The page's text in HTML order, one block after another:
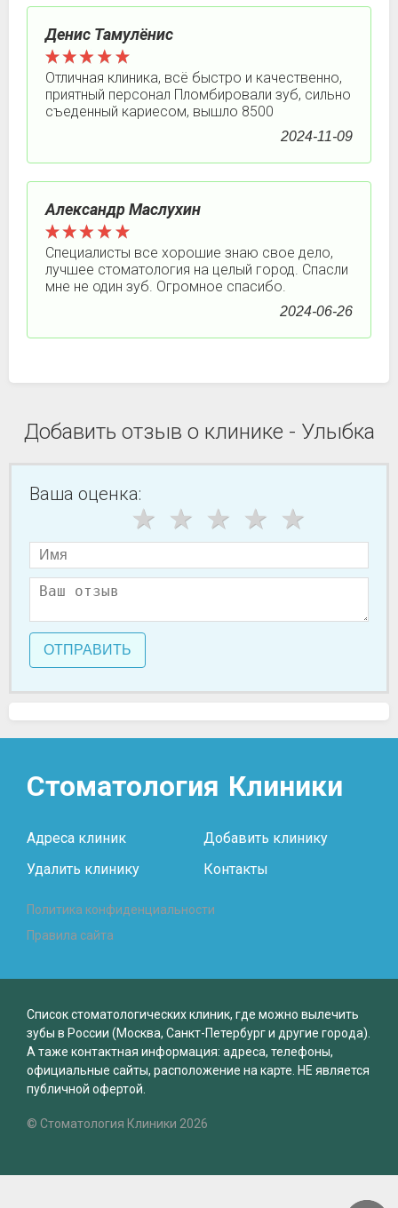
Денис Тамулёнис
Отличная клиника, всё быстро и качественно,
приятный персонал Пломбировали зуб, сильно
съеденный кариесом, вышло 8500
2024-11-09
Александр Маслухин
Специалисты все хорошие знаю свое дело,
лучшее стоматология на целый город. Спасли
мне не один зуб. Огромное спасибо.
2024-06-26
Добавить отзыв о клинике - Улыбка
Ваша оценка:
ОТПРАВИТЬ
Стоматология Клиники
Адреса клиник
Добавить клинику
Удалить клинику
Контакты
Политика конфиденциальности
Правила сайта
Список стоматологических клиник, где можно вылечить
зубы в России (Москва, Санкт-Петербург и другие города).
А таже контактная информация: адреса, телефоны,
официальные сайты, расположение на карте. НЕ является
публичной офертой.
© Стоматология Клиники 2026